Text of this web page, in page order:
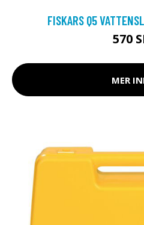
FISKARS Q5
570
MER